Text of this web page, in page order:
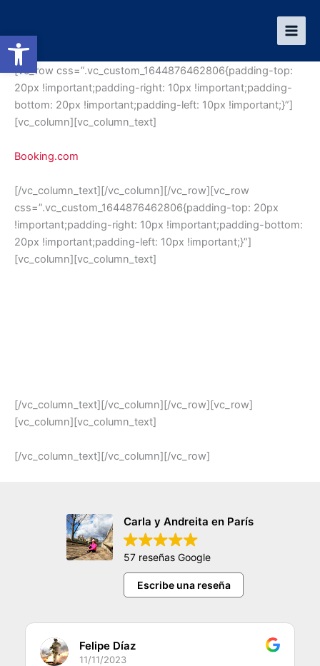
Abrir barra de herramientas
contenido
[vc_row css=”.vc_custom_1644876462806{padding-top:
20px !important;padding-right: 10px !important;padding-
bottom: 20px !important;padding-left: 10px !important;}”]
[vc_column][vc_column_text]
Booking.com
[/vc_column_text][/vc_column][/vc_row][vc_row
css=”.vc_custom_1644876462806{padding-top: 20px
!important;padding-right: 10px !important;padding-bottom:
20px !important;padding-left: 10px !important;}”]
[vc_column][vc_column_text]
[/vc_column_text][/vc_column][/vc_row][vc_row]
[vc_column][vc_column_text]
[/vc_column_text][/vc_column][/vc_row]
Carla y Andreita en París
57 reseñas Google
Escribe una reseña
Felipe Díaz
11/11/2023